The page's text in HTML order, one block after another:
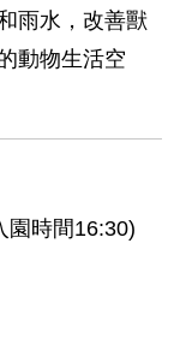
雨水，改善獸
動物生活空
園時間16:30)